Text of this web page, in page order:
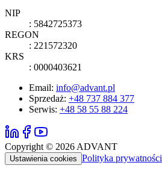
NIP
: 5842725373
REGON
: 221572320
KRS
: 0000403621
Email: info@advant.pl
Sprzedaż: +48 737 884 377
Serwis: +48 58 55 88 224
Copyright © 2026 ADVANT
Ustawienia cookies Polityka prywatności